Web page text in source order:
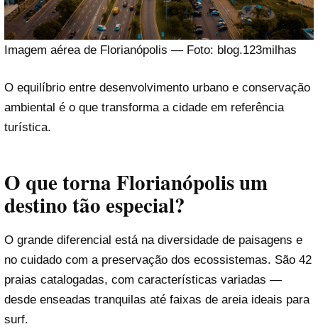
Imagem aérea de Florianópolis — Foto: blog.123milhas
O equilíbrio entre desenvolvimento urbano e conservação
ambiental é o que transforma a cidade em referência
turística.
O que torna Florianópolis um
destino tão especial?
O grande diferencial está na diversidade de paisagens e
no cuidado com a preservação dos ecossistemas. São 42
praias catalogadas, com características variadas —
desde enseadas tranquilas até faixas de areia ideais para
surf.